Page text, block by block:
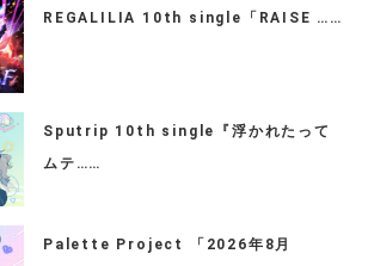
REGALILIA 10th single「RAISE ……
Sputrip 10th single『浮かれたって
ムテ……
Palette Project 「2026年8月